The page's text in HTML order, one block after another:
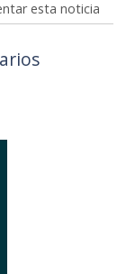
esta noticia